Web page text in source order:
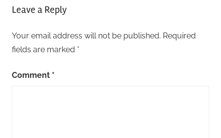
Leave a Reply
Your email address will not be published. Required
fields are marked *
Comment *